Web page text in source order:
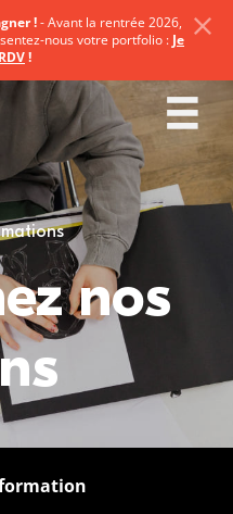
nos
!- Avant la rentrée 2026,
nous votre portfolio : Je
!